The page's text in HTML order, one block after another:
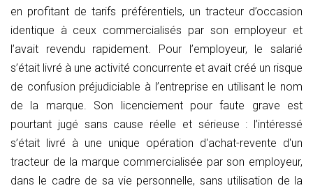
en profitant de tarifs préférentiels, un tracteur d’occasion
identique à ceux commercialisés par son employeur et
l’avait revendu rapidement. Pour l’employeur, le salarié
s’était livré à une activité concurrente et avait créé un risque
de confusion préjudiciable à l’entreprise en utilisant le nom
de la marque. Son licenciement pour faute grave est
pourtant jugé sans cause réelle et sérieuse : l’intéressé
s’était livré à une unique opération d'achat-revente d'un
tracteur de la marque commercialisée par son employeur,
dans le cadre de sa vie personnelle, sans utilisation de la